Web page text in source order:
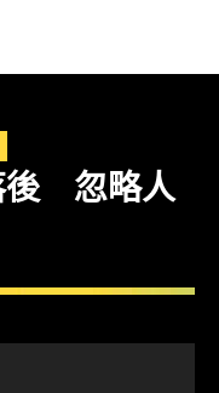
後 忽略人